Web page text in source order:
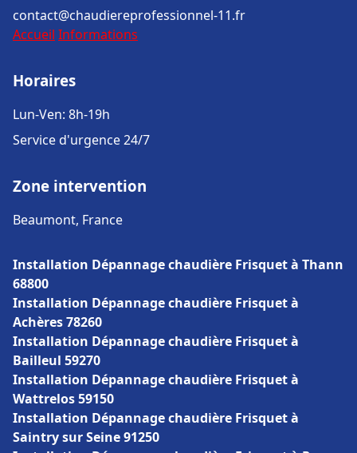
contact@chaudiereprofessionnel-11.fr
Accueil Informations
Horaires
Lun-Ven: 8h-19h
Service d'urgence 24/7
Zone intervention
Beaumont, France
Installation Dépannage chaudière Frisquet à Thann
68800
Installation Dépannage chaudière Frisquet à
Achères 78260
Installation Dépannage chaudière Frisquet à
Bailleul 59270
Installation Dépannage chaudière Frisquet à
Wattrelos 59150
Installation Dépannage chaudière Frisquet à
Saintry sur Seine 91250